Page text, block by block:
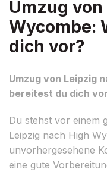
Umzug
Wycombe:
dich vor?
Umzug von Leipzig
bereitest du dich
Du stehst vor einem
Leipzig nach High
unvorhergesehene
eine gute